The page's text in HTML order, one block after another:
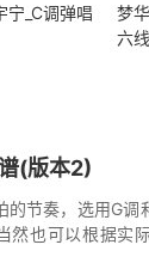
宁_C调弹唱
梦
六
(版本2)
节奏，选用G调
也可以根据实